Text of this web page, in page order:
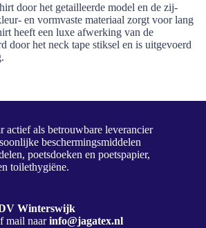
door het getailleerde model en de zij-
en vormvaste materiaal zorgt voor lang
heeft een luxe afwerking van de
door het neck tape stiksel en is uitgevoerd
actief als betrouwbare leverancier
beschermingsmiddelen
poetsdoeken en poetspapier,
toilethygiëne.
Winterswijk
mail naarinfo@jagatex.nl